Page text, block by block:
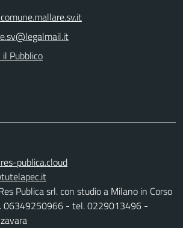
Pubblico
Publica srl. con studio a Milano in Corso
06349250966 - tel. 0229013496 -